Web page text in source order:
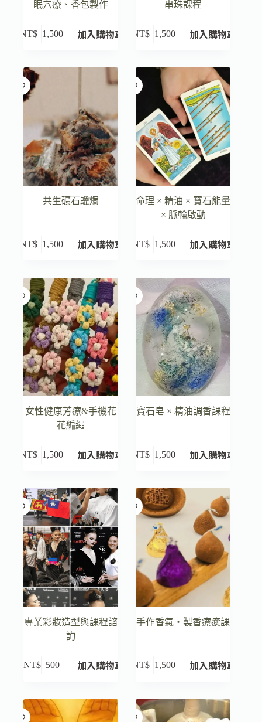
眠穴療、香包製作
NT$ 1,500 加入購物車
串珠課程
NT$ 1,500 加入購物車
共生礦石蠟燭
NT$ 1,500 加入購物車
命理 × 精油 × 寶石能量
× 脈輪啟動
NT$ 1,500 加入購物車
女性健康芳療&手機花
花編繩
NT$ 1,500 加入購物車
寶石皂 × 精油調香課程
NT$ 1,500 加入購物車
專業彩妝造型與課程諮
詢
NT$ 500 加入購物車
手作香氣・製香療癒課
NT$ 1,500 加入購物車